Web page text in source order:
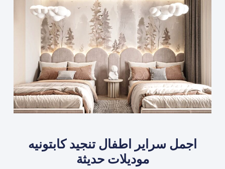
اجمل سراير اطفال تنجيد كابتونيه
موديلات حديثة